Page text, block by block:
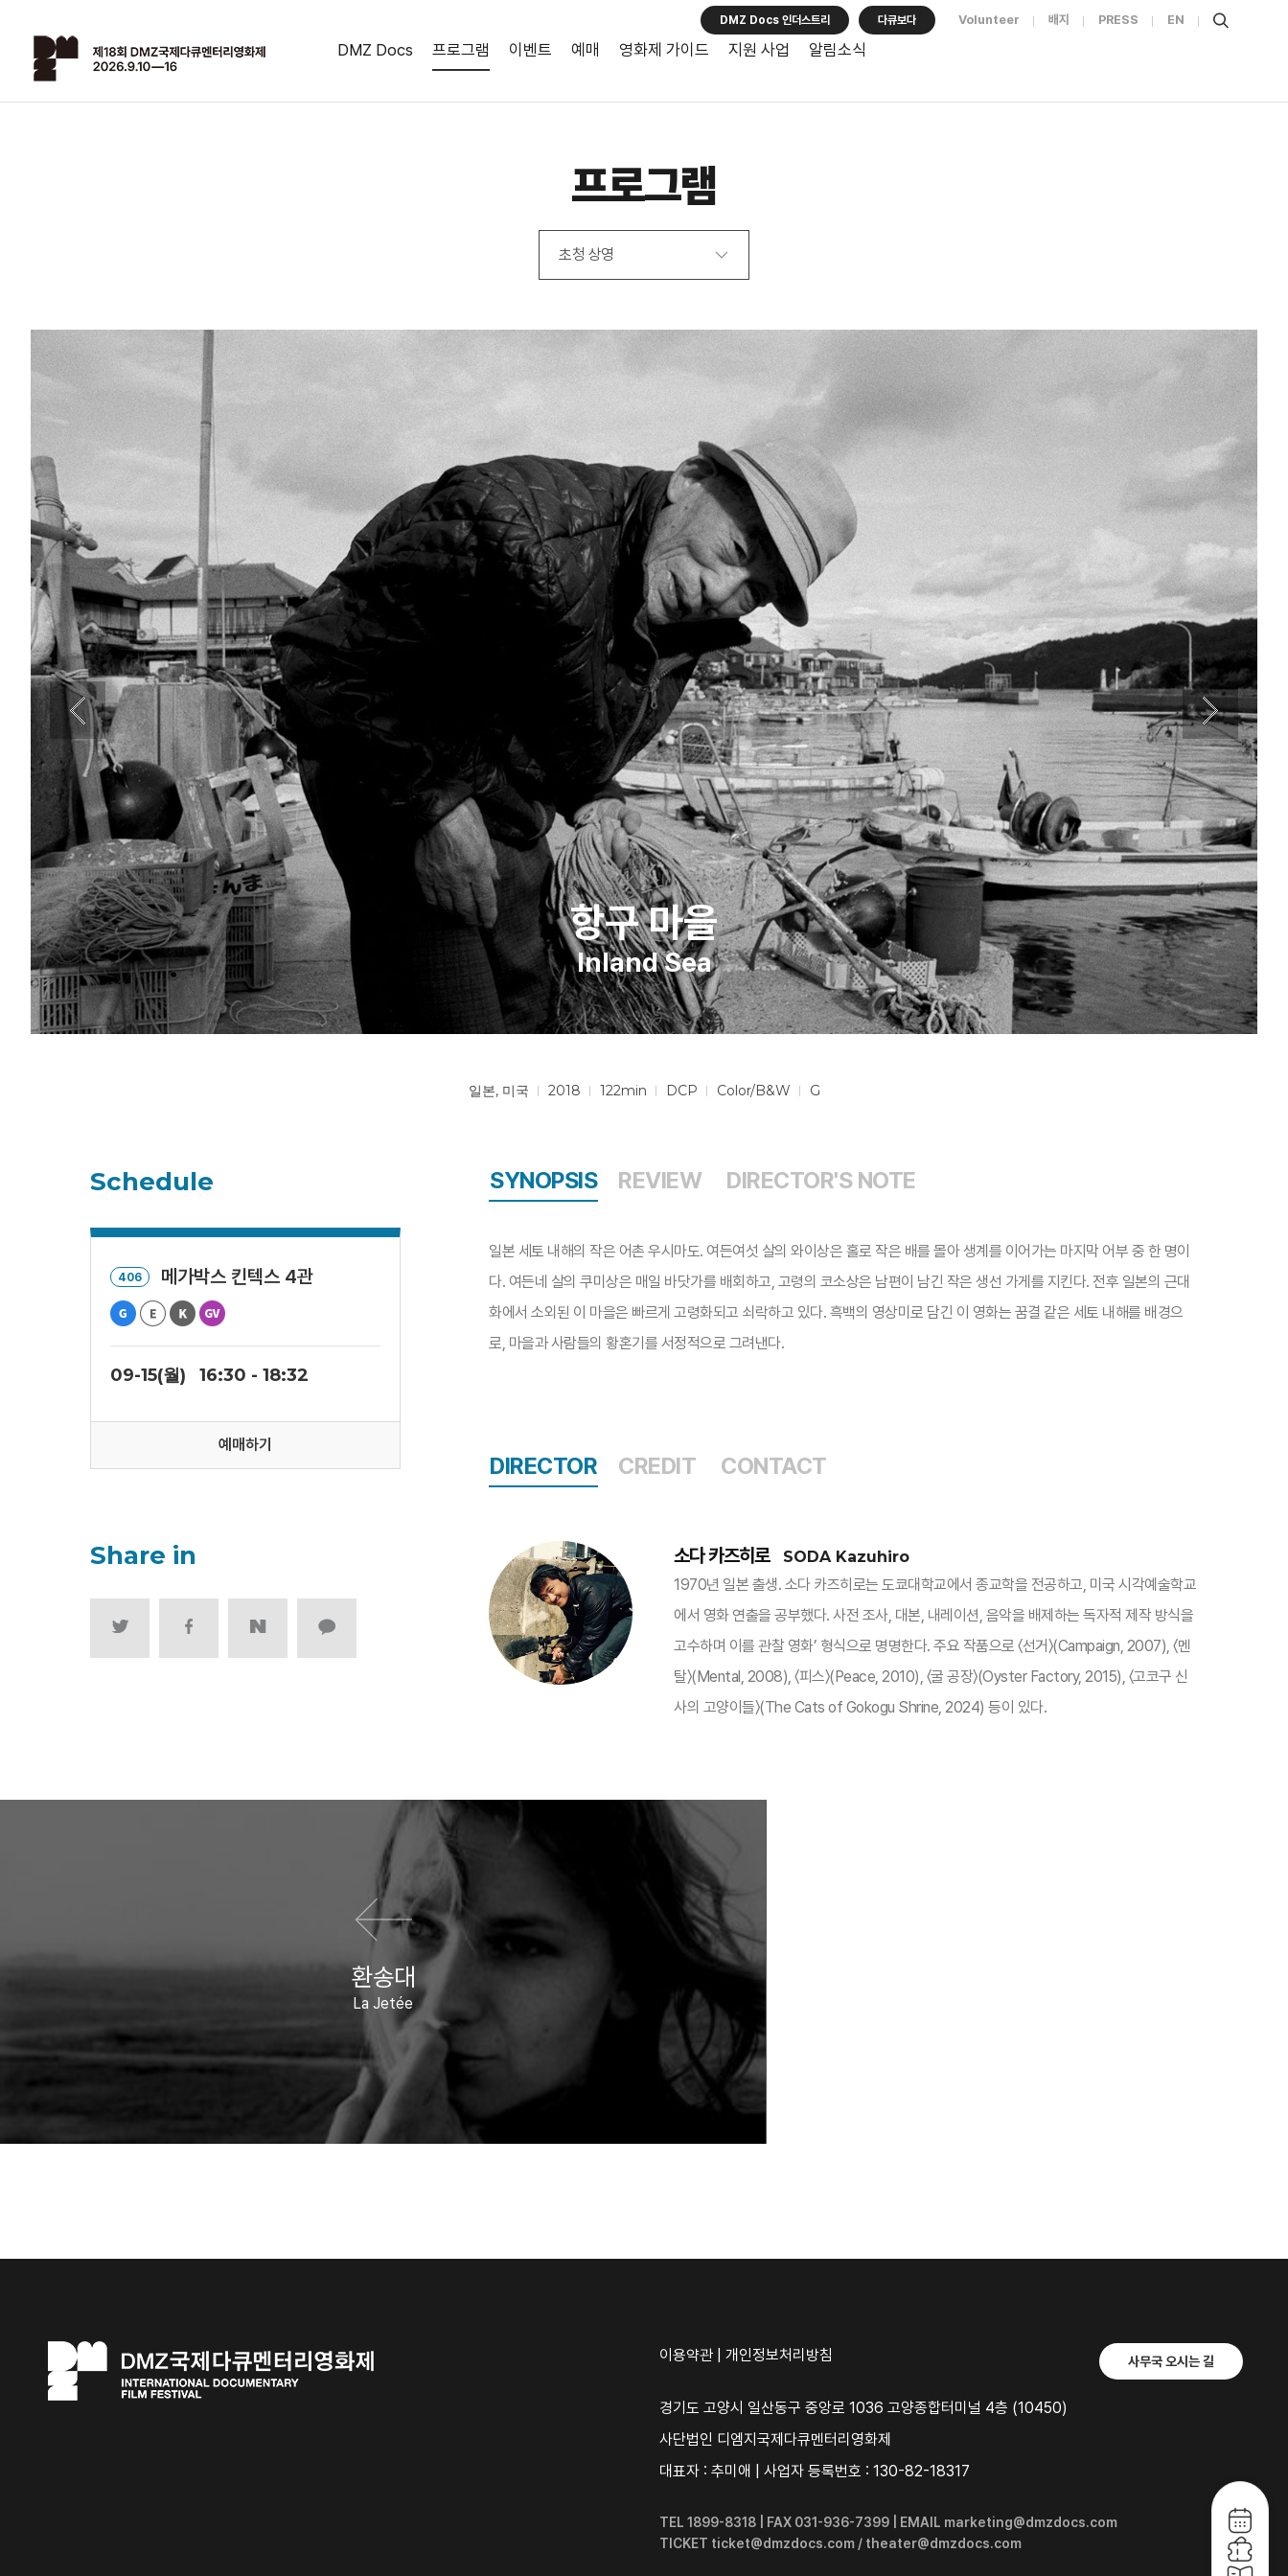
DMZ Docs 프로그램 이벤트 예매 영화제 가이드 지원 사업 알림소식
DMZ Docs 인더스트리 다큐보다 Volunteer 배지 PRESS EN
프로그램
초청 상영
항구 마을
Inland Sea
일본, 미국 2018 122min DCP Color/B&W G
SYNOPSIS REVIEW DIRECTOR'S NOTE
일본 세토 내해의 작은 어촌 우시마도. 여든여섯 살의 와이상은 홀로 작은 배를 몰아 생계를 이어가는 마지막 어부 중 한 명이
다. 여든네 살의 쿠미상은 매일 바닷가를 배회하고, 고령의 코소상은 남편이 남긴 작은 생선 가게를 지킨다. 전후 일본의 근대
화에서 소외된 이 마을은 빠르게 고령화되고 쇠락하고 있다. 흑백의 영상미로 담긴 이 영화는 꿈결 같은 세토 내해를 배경으
로, 마을과 사람들의 황혼기를 서정적으로 그려낸다.
DIRECTOR CREDIT CONTACT
소다 카즈히로
SODA Kazuhiro
1970년 일본 출생. 소다 카즈히로는 도쿄대학교에서 종교학을 전공하고, 미국 시각예술학교
에서 영화 연출을 공부했다. 사전 조사, 대본, 내레이션, 음악을 배제하는 독자적 제작 방식을
고수하며 이를 관찰 영화’ 형식으로 명명한다. 주요 작품으로 〈선거〉(Campaign, 2007), 〈멘
탈〉(Mental, 2008), 〈피스〉(Peace, 2010), 〈굴 공장〉(Oyster Factory, 2015), 〈고코구 신
사의 고양이들〉(The Cats of Gokogu Shrine, 2024) 등이 있다.
Schedule
406 메가박스 킨텍스 4관
09-15(월) 16:30 - 18:32
예매하기
Share in
이전 영화
환송대
La Jetée
이용약관 개인정보처리방침
경기도 고양시 일산동구 중앙로 1036 고양종합터미널 4층 (10450)
사단법인 디엠지국제다큐멘터리영화제
대표자 : 추미애 | 사업자 등록번호 : 130-82-18317
사무국 오시는 길
TEL 1899-8318 | FAX 031-936-7399 | EMAIL marketing@dmzdocs.com
TICKET ticket@dmzdocs.com / theater@dmzdocs.com